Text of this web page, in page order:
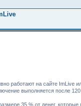
работают на сайте
выполняется после
35 % от денег,